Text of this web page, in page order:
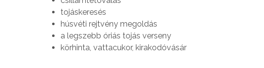
tojáskeresés
húsvéti rejtvény megoldás
a legszebb óriás tojás verseny
körhinta, vattacukor, kirakodóvásár